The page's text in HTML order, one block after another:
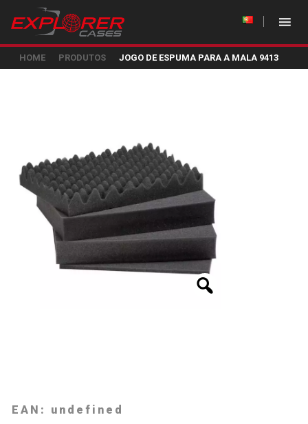
HOME PRODUTOS JOGO DE ESPUMA PARA A MALA 9413
EAN: undefined